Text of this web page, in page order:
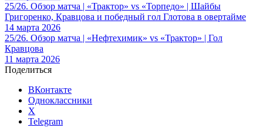
25/26. Обзор матча | «Трактор» vs «Торпедо» | Шайбы
Григоренко, Кравцова и победный гол Глотова в овертайме
14 марта 2026
25/26. Обзор матча | «Нефтехимик» vs «Трактор» | Гол
Кравцова
11 марта 2026
Поделиться
ВКонтакте
Одноклассники
X
Telegram